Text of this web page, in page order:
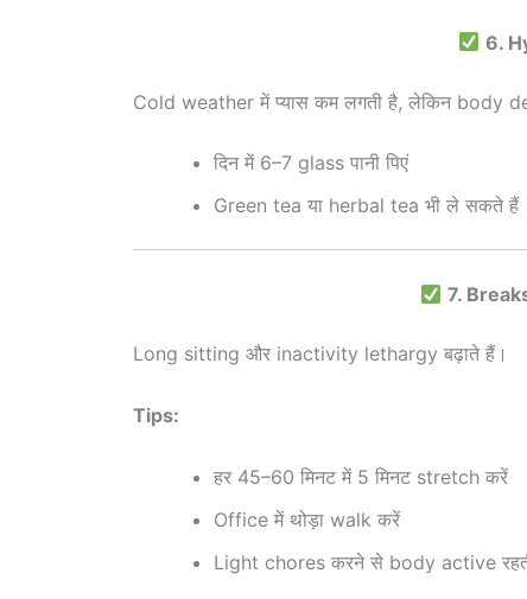
6.
Cold weather में प्यास कम लगती है, लेकिन body
दिन में 6–7 glass पानी पिएं
Green tea या herbal tea भी ले सकते हैं
7.
Long sitting और inactivity lethargy बढ़ाते हैं।
Tips:
हर 45–60 मिनट में 5 मिनट stretch करें
Office में थोड़ा walk करें
Light chores करने से body active